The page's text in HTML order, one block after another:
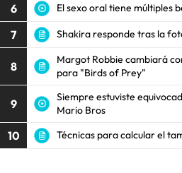
6 El sexo oral tiene múltiples
7 Shakira responde tras la
8
Margot Robbie cambiará
para "Birds of Prey"
9
Siempre estuviste
Mario Bros
10 Técnicas para calcular el